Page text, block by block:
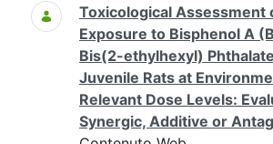
Toxicological Assessment
Exposure to Bisphenol A
Bis(2-ethylhexyl)
Juvenile Rats at
Relevant Dose Levels:
Synergic, Additive or